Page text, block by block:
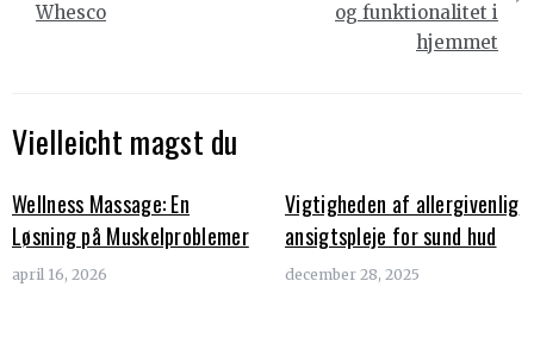
Whesco
og funktionalitet i
hjemmet
Vielleicht magst du
Wellness Massage: En
Løsning på Muskelproblemer
april 16, 2026
Vigtigheden af allergivenlig
ansigtspleje for sund hud
december 28, 2025